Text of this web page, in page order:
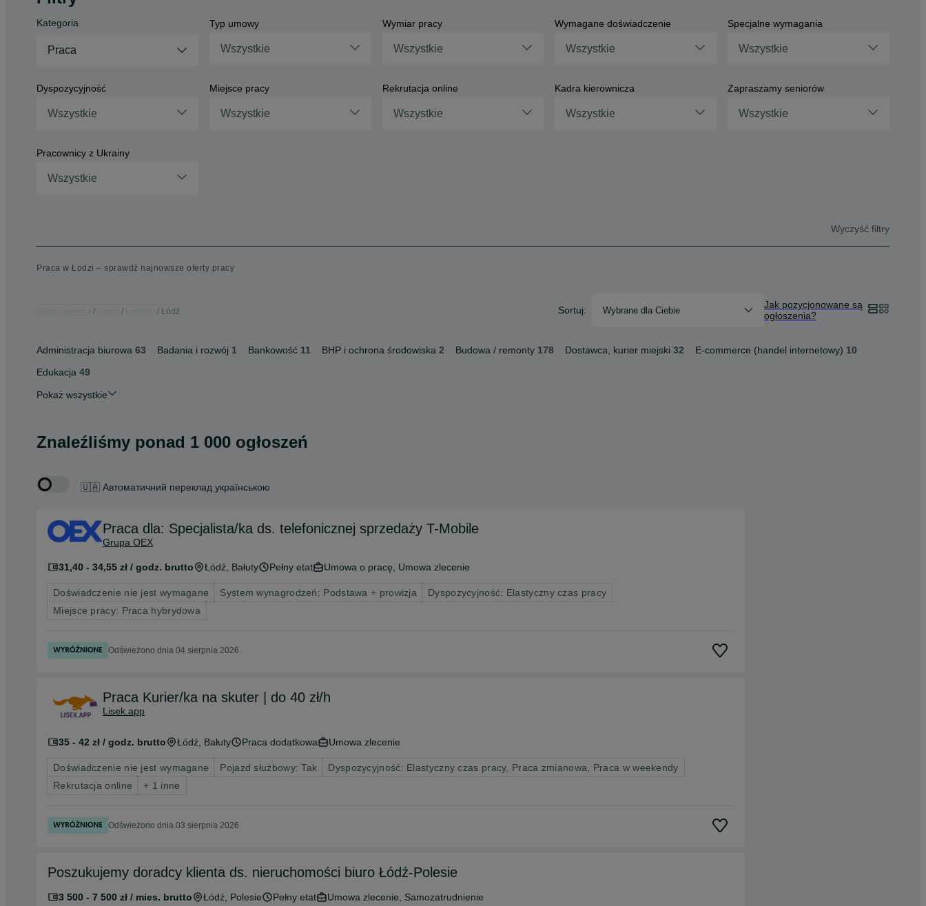
Kategoria
Praca
Typ umowy
Wszystkie
Wymiar pracy
Wszystkie
Wymagane doświadczenie
Wszystkie
Specjalne wymagania
Wszystkie
Dyspozycyjność
Wszystkie
Miejsce pracy
Wszystkie
Rekrutacja online
Wszystkie
Kadra kierownicza
Wszystkie
Zapraszamy seniorów
Wszystkie
Pracownicy z Ukrainy
Wszystkie
Wyczyść filtry
Praca w Łodzi – sprawdź najnowsze oferty pracy
Łódź Sortuj: Wybrane dla Ciebie
Jak pozycjonowane są
ogłoszenia?
Administracja biurowa 63 Badania i rozwój 1 Bankowość 11 BHP i ochrona środowiska 2 Budowa / remonty 178 Dostawca, kurier miejski 32 E-commerce (handel internetowy) 10
Edukacja 49
Pokaż wszystkie
Znaleźliśmy ponad 1 000 ogłoszeń
🇺🇦 Автоматичний переклад українською
Praca dla: Specjalista/ka ds. telefonicznej sprzedaży T-Mobile
Grupa OEX
31,40 - 34,55 zł / godz. brutto Łódź , Bałuty Pełny etat Umowa o pracę, Umowa zlecenie
Doświadczenie nie jest wymagane System wynagrodzeń: Podstawa + prowizja
Dyspozycyjność: Elastyczny czas pracy
Miejsce pracy: Praca hybrydowa
Odświeżono dnia 04 sierpnia 2026
Praca Kurier/ka na skuter | do 40 zł/h
Lisek.app
35 - 42 zł / godz. brutto Łódź , Bałuty Praca dodatkowa Umowa zlecenie
Doświadczenie nie jest wymagane Pojazd służbowy: Tak
Dyspozycyjność: Elastyczny czas pracy, Praca zmianowa, Praca w weekendy
Rekrutacja online
+ 1 inne
Odświeżono dnia 03 sierpnia 2026
Poszukujemy doradcy klienta ds. nieruchomości biuro Łódź-Polesie
3 500 - 7 500 zł / mies. brutto Łódź , Polesie Pełny etat Umowa zlecenie, Samozatrudnienie